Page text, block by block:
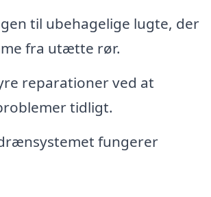
til ubehagelige lugte, der
fra utætte rør.
reparationer ved at
tidligt.
fungerer